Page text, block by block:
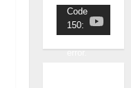
Pemutar
Video
Code
150:
error.